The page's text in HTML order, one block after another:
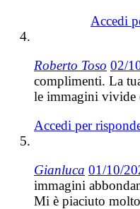
Accedi
Roberto Toso 02/
complimenti. La
le immagini vivide
Accedi per
Gianluca 01/10/
immagini
Mi è piaciuto